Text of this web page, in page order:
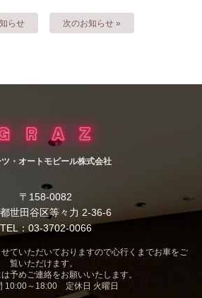
らせ 次のお知らせ »
ツ・オートモビール株式会社
〒158-0082
世田谷区等々力 2-36-6
TEL：03-3702-0066
ていただいておりますので心行くまでお車をご
覧いただけます。
予めご連絡をお願いいたします。
10:00～18:00 定休日 火曜日